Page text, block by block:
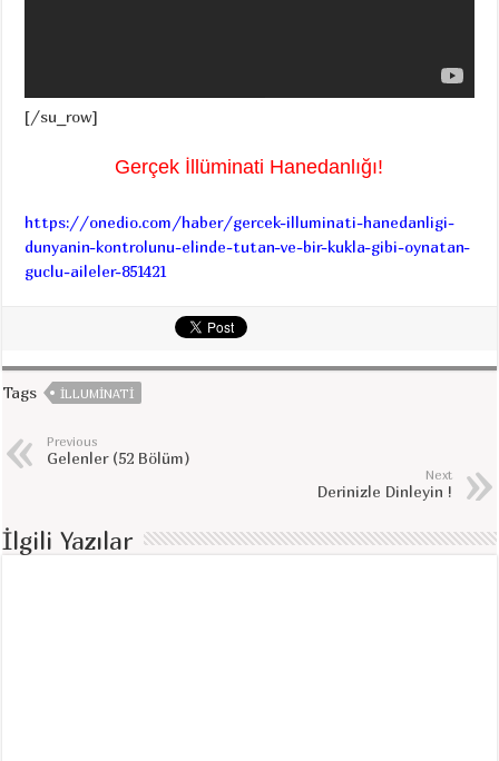
[/su_row]
Gerçek İllüminati Hanedanlığı!
https://onedio.com/haber/gercek-illuminati-hanedanligi-
dunyanin-kontrolunu-elinde-tutan-ve-bir-kukla-gibi-oynatan-
guclu-aileler-851421
Tags ILLUMINATI
Previous
Gelenler (52 Bölüm)
Next
Derinizle Dinleyin !
İlgili Yazılar